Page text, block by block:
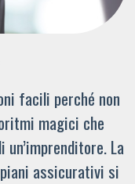
facili perché non
magici che
La
assicurativi si